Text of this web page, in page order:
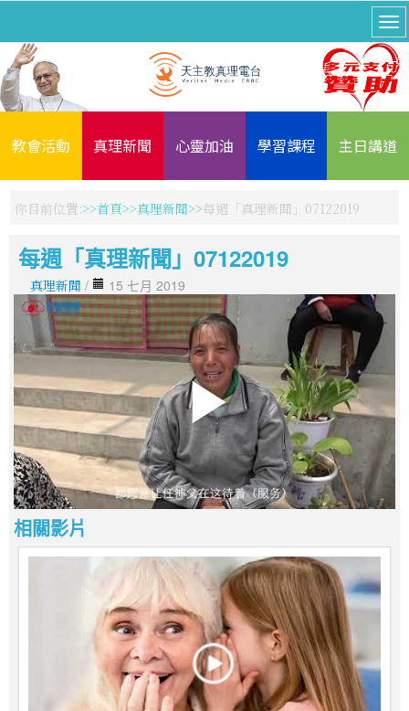
教會活動 真理新聞 心靈加油 學習課程 主日講道
你目前位置: 首頁 真理新聞 每週「真理新聞」07122019
每週「真理新聞」07122019
真理新聞 / 15 七月 2019
相關影片